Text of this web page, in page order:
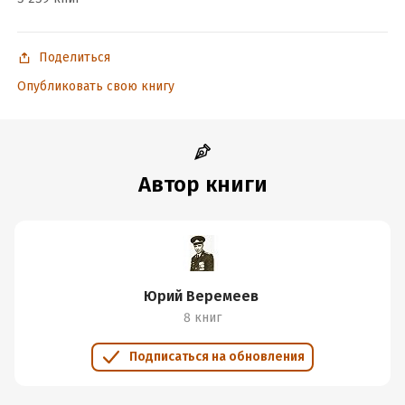
Подробная информация
2 марта 2018
Поделиться
Опубликовать свою книгу
Автор книги
Юрий Веремеев
8 книг
Подписаться на обновления